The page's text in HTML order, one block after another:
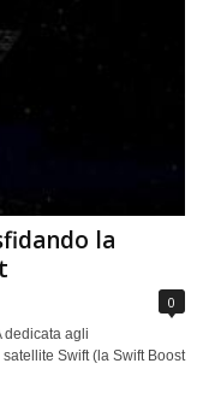
la
0
dedicata agli
Swift (la Swift Boost